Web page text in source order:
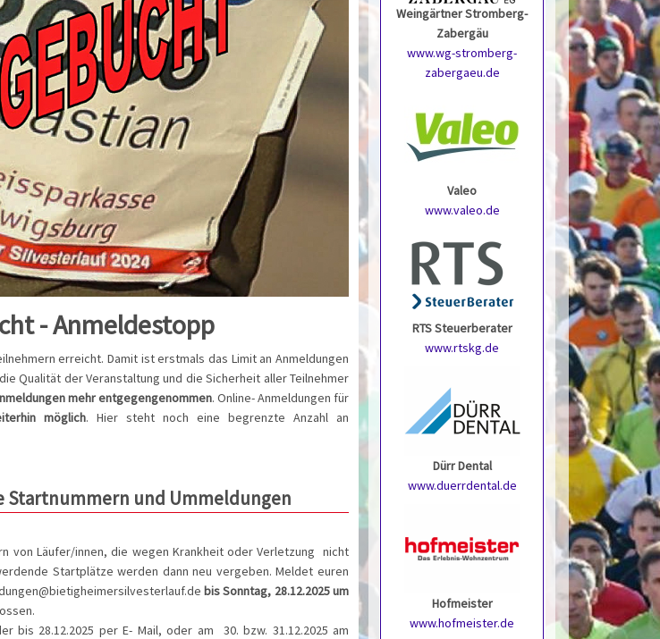
- Anmeldestopp
erreicht. Damit ist erstmals das Limit an Anmeldungen
Qualität der Veranstaltung und die Sicherheit aller Teilnehmer
mehr entgegengenommen. Online- Anmeldungen für
möglich. Hier steht noch eine begrenzte Anzahl an
Startnummern und Ummeldungen
von Läufer/innen, die wegen Krankheit oder Verletzung nicht
Startplätze werden dann neu vergeben. Meldet euren
bis Sonntag, 28.12.2025 um
bis 28.12.2025 per E- Mail, oder am 30. bzw. 31.12.2025 am
Weingärtner Stromberg-
Zabergäu
www.wg-stromberg-
zabergaeu.de
Valeo
www.valeo.de
RTS Steuerberater
www.rtskg.de
Dürr Dental
www.duerrdental.de
Hofmeister
www.hofmeister.de